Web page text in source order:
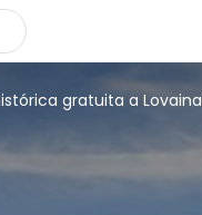
gratuita a Lovaina